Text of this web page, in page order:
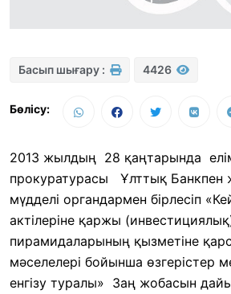
Басып шығару : 4426
Бөлісу:
2013 жылдың 28 қаңтарында
прокуратурасы Ұлттық Банкпен
мүдделі органдармен бірлесіп
актілеріне қаржы
пирамидаларының қызметіне
мәселелері бойынша өзгерістер
енгізу туралы» Заң жобасын